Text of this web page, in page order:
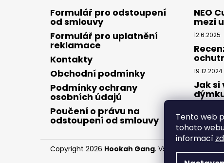
Tento web
tohoto
informací
Formulář pro odstoupení
od smlouvy
Formulář pro uplatnění
reklamace
Kontakty
Obchodní podmínky
Podmínky ochrany
osobních údajů
Poučení o právu na
odstoupení od smlouvy
NEO
mezi
12.6.2025
19.12.2024
Jak si
Copyright 2026 Hookah Gang. Všechna práva